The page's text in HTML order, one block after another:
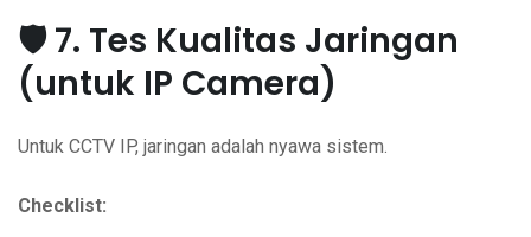
🛡️ 7. Tes Kualitas Jaringan
(untuk IP Camera)
Untuk CCTV IP, jaringan adalah nyawa sistem.
Checklist: